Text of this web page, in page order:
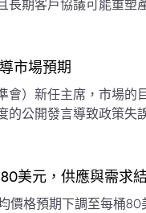
期客戶協議可能重塑
市場預期
）新任主席，市場的
公開發言導致政策失
少對預期市場信號的
美元，供應與需求
價格預期下調至每桶